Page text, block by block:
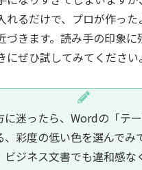
れるだけで、プロが作っ
づきます。読み手の印象に
にぜひ試してみてください。
に迷ったら、Wordの「テ
、彩度の低い色を選んでみ
ビジネス文書でも違和感な